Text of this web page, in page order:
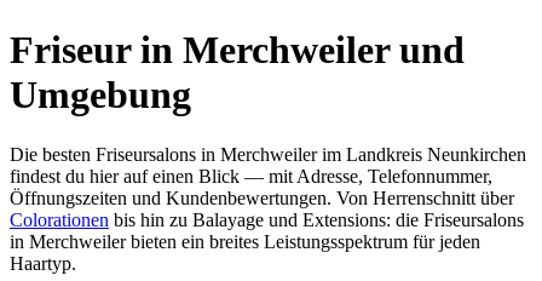
Friseur in Merchweiler und
Umgebung
Die besten Friseursalons in Merchweiler im Landkreis Neunkirchen
findest du hier auf einen Blick — mit Adresse, Telefonnummer,
Öffnungszeiten und Kundenbewertungen. Von Herrenschnitt über
Colorationen bis hin zu Balayage und Extensions: die Friseursalons
in Merchweiler bieten ein breites Leistungsspektrum für jeden
Haartyp.